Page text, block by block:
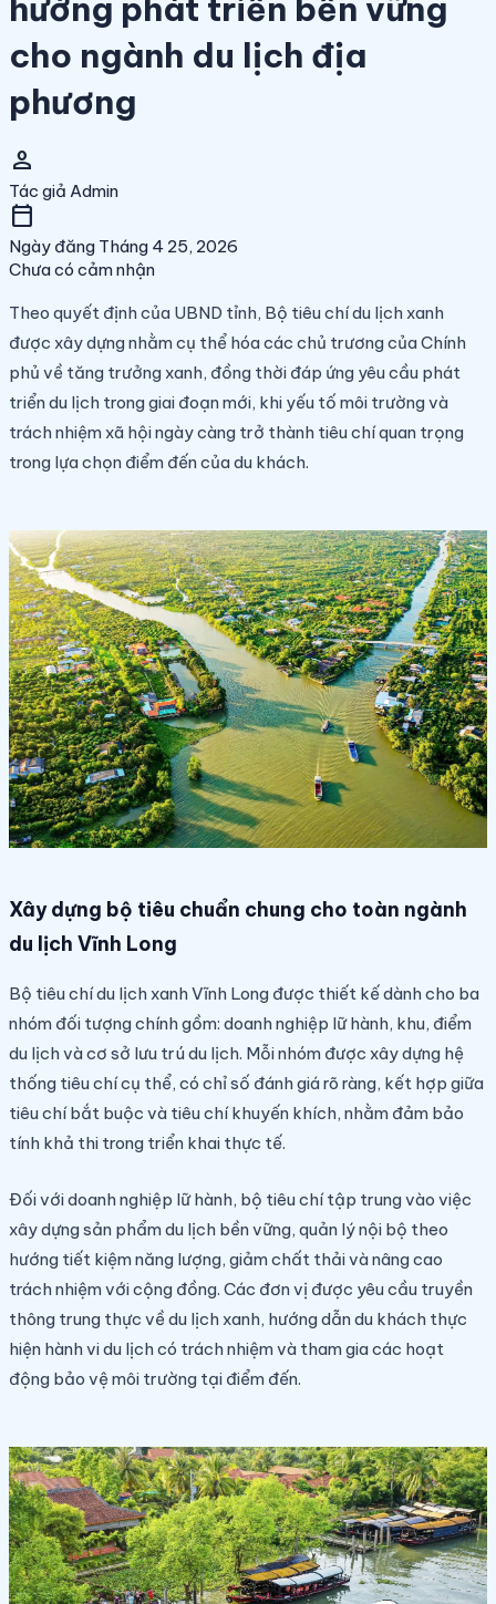
hướng phát triển bền vững
cho ngành du lịch địa
phương
person
Tác giả Admin
calendar_today
Ngày đăng Tháng 4 25, 2026
Chưa có cảm nhận
Theo quyết định của UBND tỉnh, Bộ tiêu chí du lịch xanh
được xây dựng nhằm cụ thể hóa các chủ trương của Chính
phủ về tăng trưởng xanh, đồng thời đáp ứng yêu cầu phát
triển du lịch trong giai đoạn mới, khi yếu tố môi trường và
trách nhiệm xã hội ngày càng trở thành tiêu chí quan trọng
trong lựa chọn điểm đến của du khách.
Xây dựng bộ tiêu chuẩn chung cho toàn ngành
du lịch Vĩnh Long
Bộ tiêu chí du lịch xanh Vĩnh Long được thiết kế dành cho ba
nhóm đối tượng chính gồm: doanh nghiệp lữ hành, khu, điểm
du lịch và cơ sở lưu trú du lịch. Mỗi nhóm được xây dựng hệ
thống tiêu chí cụ thể, có chỉ số đánh giá rõ ràng, kết hợp giữa
tiêu chí bắt buộc và tiêu chí khuyến khích, nhằm đảm bảo
tính khả thi trong triển khai thực tế.
Đối với doanh nghiệp lữ hành, bộ tiêu chí tập trung vào việc
xây dựng sản phẩm du lịch bền vững, quản lý nội bộ theo
hướng tiết kiệm năng lượng, giảm chất thải và nâng cao
trách nhiệm với cộng đồng. Các đơn vị được yêu cầu truyền
thông trung thực về du lịch xanh, hướng dẫn du khách thực
hiện hành vi du lịch có trách nhiệm và tham gia các hoạt
động bảo vệ môi trường tại điểm đến.